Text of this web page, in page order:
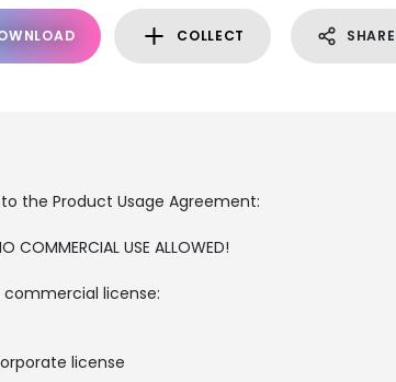
COLLECT SHARE
the Product Usage Agreement:
USE ALLOWED!
license:
license